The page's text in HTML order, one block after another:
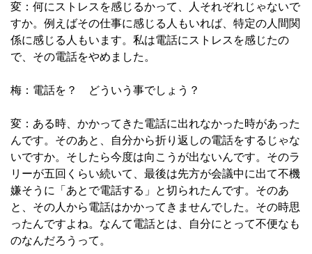
変：何にストレスを感じるかって、人それぞれじゃないで
すか。例えばその仕事に感じる人もいれば、特定の人間関
係に感じる人もいます。私は電話にストレスを感じたの
で、その電話をやめました。
梅：電話を？ どういう事でしょう？
変：ある時、かかってきた電話に出れなかった時があった
んです。そのあと、自分から折り返しの電話をするじゃな
いですか。そしたら今度は向こうが出ないんです。そのラ
リーが五回くらい続いて、最後は先方が会議中に出て不機
嫌そうに「あとで電話する」と切られたんです。そのあ
と、その人から電話はかかってきませんでした。その時思
ったんですよね。なんて電話とは、自分にとって不便なも
のなんだろうって。